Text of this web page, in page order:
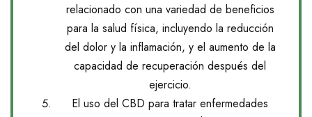
relacionado con una variedad de beneficios
para la salud física, incluyendo la reducción
del dolor y la inflamación, y el aumento de la
capacidad de recuperación después del
ejercicio.
El uso del CBD para tratar enfermedades